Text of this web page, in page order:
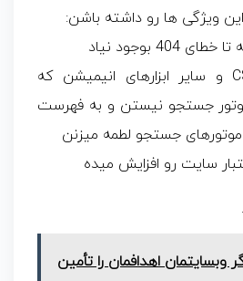
ویژگی ها رو داشته باشن:
بوجود نیاد
از جاوااسکریپت، CSS و سایر ابزارهای انیمیشن که
جستجو نیستن و به فهرست
جستجو لطمه میزنن
سایت رو افزایش میده
وبسایتمان اهدافمان را تأمین